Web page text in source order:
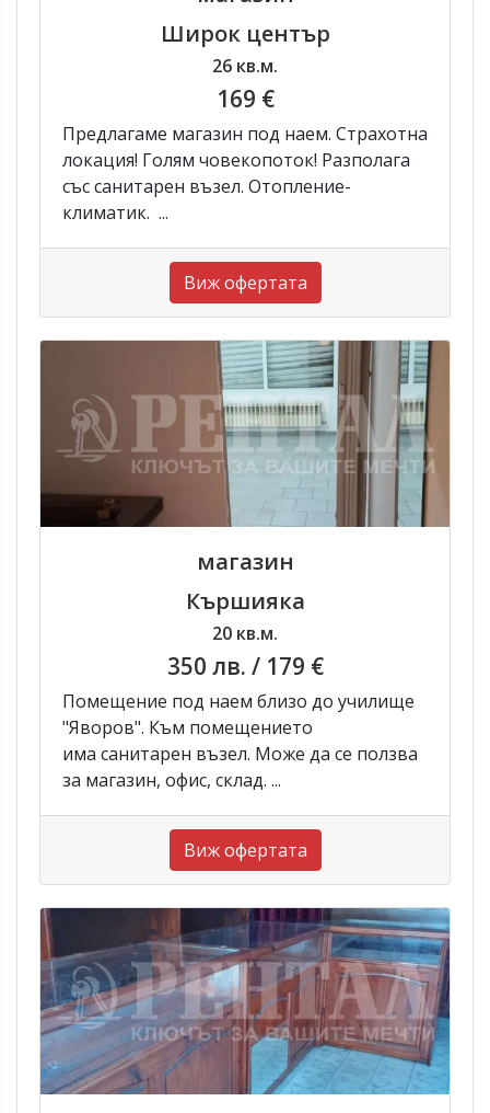
Широк център
26 кв.м.
169 €
Предлагаме магазин под наем. Страхотна
локация! Голям човекопоток! Разполага
със санитарен възел. Отопление-
климатик. ...
Виж офертата
магазин
Кършияка
20 кв.м.
350 лв. / 179 €
Помещение под наем близо до училище
"Яворов". Към помещението
има санитарен възел. Може да се ползва
за магазин, офис, склад. ...
Виж офертата